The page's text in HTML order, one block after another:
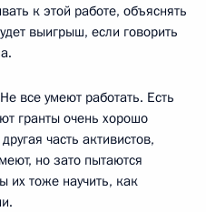
к этой работе, объяснять
выигрыш, если говорить
все умеют работать. Есть
гранты очень хорошо
часть активистов,
но зато пытаются
их тоже научить, как